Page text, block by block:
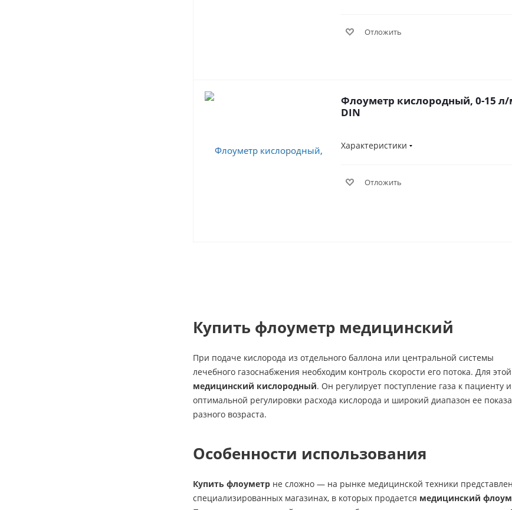
Отложить
Флоуметр кислородный, 0-15
DIN
Характеристики
Отложить
Купить флоуметр медицинский
При подаче кислорода из отдельного баллона или центральной системы
лечебного газоснабжения необходим контроль скорости его потока. Для
медицинский кислородный. Он регулирует поступление газа к пациенту
оптимальной регулировки расхода кислорода и широкий диапазон ее
разного возраста.
Особенности использования
Купить флоуметр не сложно — на рынке медицинской техники
специализированных магазинах, в которых продается медицинский